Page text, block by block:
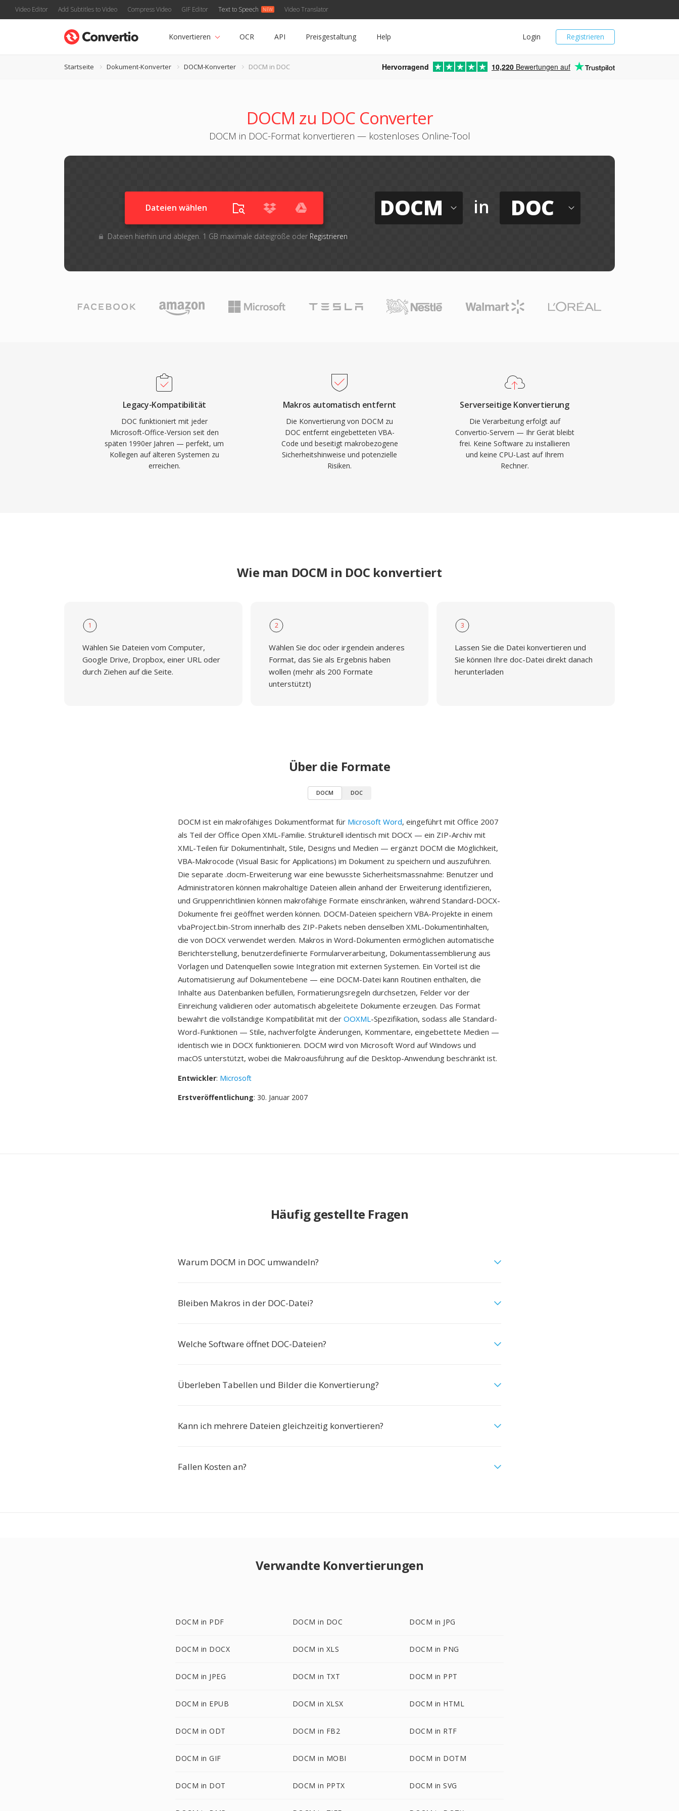
Video Editor Add Subtitles to Video Compress Video GIF Editor Text to Speech Video Translator
Registrieren
Login
Konvertieren OCR API Preisgestaltung Help
Startseite Dokument-Konverter DOCM-Konverter DOCM in DOC Hervorragend 10,220 Bewertungen auf
DOCM zu DOC Converter
DOCM in DOC-Format konvertieren — kostenloses Online-Tool
Dateien wählen
Dateien hierhin und ablegen. 1 GB maximale dateigröße oder Registrieren
DOCM in DOC
Legacy-Kompatibilität
DOC funktioniert mit jeder
Microsoft-Office-Version seit den
späten 1990er Jahren — perfekt, um
Kollegen auf älteren Systemen zu
erreichen.
Makros automatisch entfernt
Die Konvertierung von DOCM zu
DOC entfernt eingebetteten VBA-
Code und beseitigt makrobezogene
Sicherheitshinweise und potenzielle
Risiken.
Serverseitige Konvertierung
Die Verarbeitung erfolgt auf
Convertio-Servern — Ihr Gerät bleibt
frei. Keine Software zu installieren
und keine CPU-Last auf Ihrem
Rechner.
Wie man DOCM in DOC konvertiert
1
Wählen Sie Dateien vom Computer,
Google Drive, Dropbox, einer URL oder
durch Ziehen auf die Seite.
2
Wählen Sie doc oder irgendein anderes
Format, das Sie als Ergebnis haben
wollen (mehr als 200 Formate
unterstützt)
3
Lassen Sie die Datei konvertieren und
Sie können Ihre doc-Datei direkt danach
herunterladen
Über die Formate
DOCM DOC
DOCM ist ein makrofähiges Dokumentformat für Microsoft Word, eingeführt mit Office 2007
als Teil der Office Open XML-Familie. Strukturell identisch mit DOCX — ein ZIP-Archiv mit
XML-Teilen für Dokumentinhalt, Stile, Designs und Medien — ergänzt DOCM die Möglichkeit,
VBA-Makrocode (Visual Basic for Applications) im Dokument zu speichern und auszuführen.
Die separate .docm-Erweiterung war eine bewusste Sicherheitsmassnahme: Benutzer und
Administratoren können makrohaltige Dateien allein anhand der Erweiterung identifizieren,
und Gruppenrichtlinien können makrofähige Formate einschränken, während Standard-DOCX-
Dokumente frei geöffnet werden können. DOCM-Dateien speichern VBA-Projekte in einem
vbaProject.bin-Strom innerhalb des ZIP-Pakets neben denselben XML-Dokumentinhalten,
die von DOCX verwendet werden. Makros in Word-Dokumenten ermöglichen automatische
Berichterstellung, benutzerdefinierte Formularverarbeitung, Dokumentassemblierung aus
Vorlagen und Datenquellen sowie Integration mit externen Systemen. Ein Vorteil ist die
Automatisierung auf Dokumentebene — eine DOCM-Datei kann Routinen enthalten, die
Inhalte aus Datenbanken befüllen, Formatierungsregeln durchsetzen, Felder vor der
Einreichung validieren oder automatisch abgeleitete Dokumente erzeugen. Das Format
bewahrt die vollständige Kompatibilität mit der OOXML-Spezifikation, sodass alle Standard-
Word-Funktionen — Stile, nachverfolgte Änderungen, Kommentare, eingebettete Medien —
identisch wie in DOCX funktionieren. DOCM wird von Microsoft Word auf Windows und
macOS unterstützt, wobei die Makroausführung auf die Desktop-Anwendung beschränkt ist.
Entwickler: Microsoft
Erstveröffentlichung: 30. Januar 2007
Häufig gestellte Fragen
Warum DOCM in DOC umwandeln?
Bleiben Makros in der DOC-Datei?
Welche Software öffnet DOC-Dateien?
Überleben Tabellen und Bilder die Konvertierung?
Kann ich mehrere Dateien gleichzeitig konvertieren?
Fallen Kosten an?
Verwandte Konvertierungen
DOCM in PDF DOCM in DOC DOCM in JPG
DOCM in DOCX DOCM in XLS DOCM in PNG
DOCM in JPEG DOCM in TXT DOCM in PPT
DOCM in EPUB DOCM in XLSX DOCM in HTML
DOCM in ODT DOCM in FB2 DOCM in RTF
DOCM in GIF DOCM in MOBI DOCM in DOTM
DOCM in DOT DOCM in PPTX DOCM in SVG